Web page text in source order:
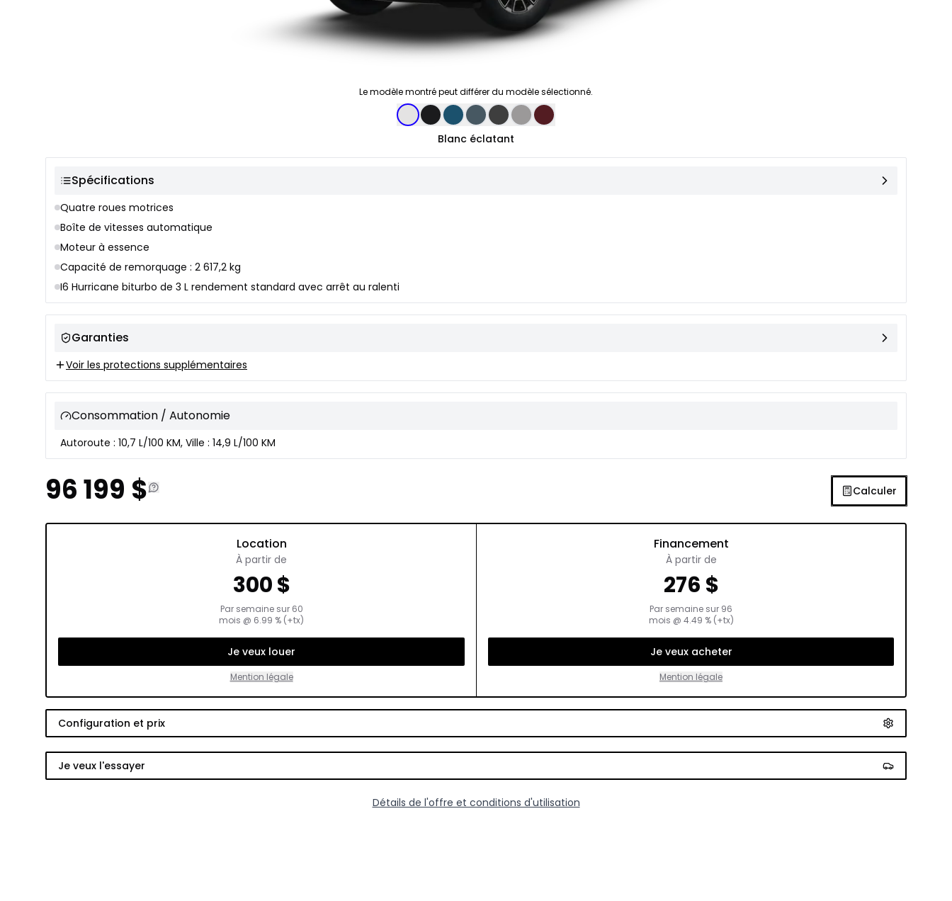
Le modèle montré peut différer du modèle sélectionné.
Blanc éclatant
Spécifications
Quatre roues motrices
Boîte de vitesses automatique
Moteur à essence
Capacité de remorquage : 2 617,2 kg
I6 Hurricane biturbo de 3 L rendement standard avec arrêt au ralenti
Garanties
Voir les protections supplémentaires
Consommation / Autonomie
Autoroute : 10,7 L/100 KM, Ville : 14,9 L/100 KM
96 199 $ Calculer
Location
À partir de
300$
Par semaine sur 60
mois @ 6.99 % (+tx)
Je veux louer
Mention légale
Financement
À partir de
276 $
Par semaine sur 96
mois @ 4.49 % (+tx)
Je veux acheter
Mention légale
Configuration et prix
Je veux l'essayer
Détails de l'offre et conditions d'utilisation